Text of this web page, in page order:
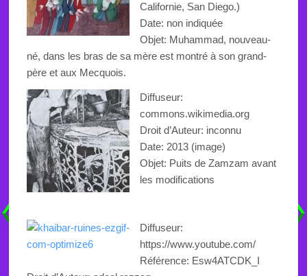
Californie, San Diego.)
Date: non indiquée
Objet: Muhammad, nouveau-
né, dans les bras de sa mère est montré à son grand-
père et aux Mecquois.
Diffuseur:
commons.wikimedia.org
Droit d’Auteur: inconnu
Date: 2013 (image)
Objet: Puits de Zamzam avant
les modifications
Diffuseur:
https://www.youtube.com/
Référence: Esw4ATCDK_I